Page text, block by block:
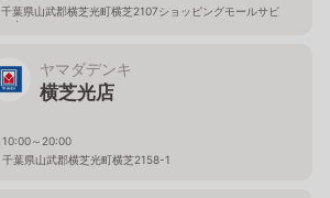
千葉県山武郡横芝光町横芝2107ショッピングモールサビ
ア内
ヤマダデンキ
横芝光店
10:00～20:00
千葉県山武郡横芝光町横芝2158-1